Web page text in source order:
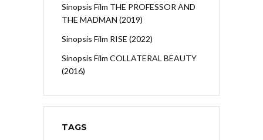
Sinopsis Film THE PROFESSOR AND
THE MADMAN (2019)
Sinopsis Film RISE (2022)
Sinopsis Film COLLATERAL BEAUTY
(2016)
TAGS